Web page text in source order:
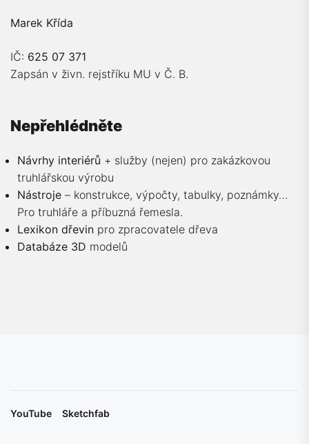
Marek Křída
IČ: 625 07 371
Zapsán v živn. rejstříku MU v Č. B.
Nepřehlédněte
Návrhy interiérů + služby (nejen) pro zakázkovou
truhlářskou výrobu
Nástroje – konstrukce, výpočty, tabulky, poznámky…
Pro truhláře a příbuzná řemesla.
Lexikon dřevin pro zpracovatele dřeva
Databáze 3D modelů
YouTube Sketchfab